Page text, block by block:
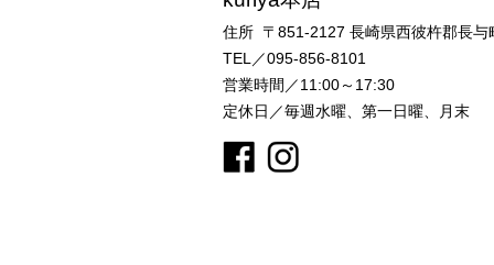
住所 〒851-2127 長崎県西彼杵郡長与
TEL／095-856-8101
営業時間／11:00～17:30
定休日／毎週水曜、第一日曜、月末